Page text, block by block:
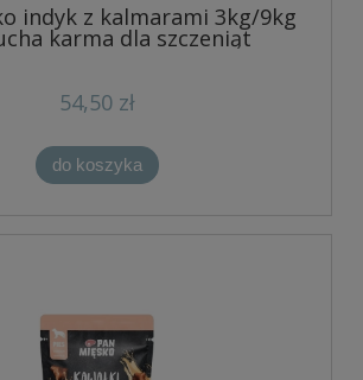
indyk z kalmarami 3kg/9kg
karma dla szczeniąt
54,50 zł
do koszyka